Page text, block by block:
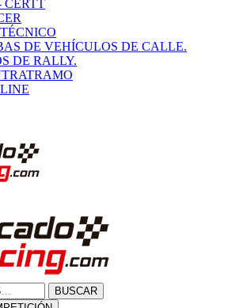
CERTT
DE VEHÍCULOS DE CALLE.
DE RALLY.
BUSCAR